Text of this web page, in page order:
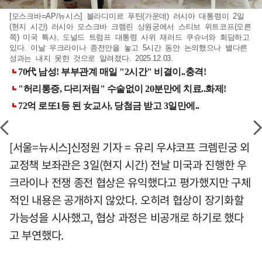
[모스크바=AP/뉴시스] 블라디미르 푸틴(가운데) 러시아 대통령이 2일
(현지 시간) 러시아 모스크바 크렘린 상원궁에서 스티브 위트코프(오른
쪽) 미국 특사, 도널드 트럼프 대통령 사위 재러드 쿠슈너와 회담하고
있다. 이날 우크라이나 종전안을 놓고 5시간 동안 논의했으나 별다른
성과는 내지 못한 것으로 알려졌다. 2025.12.03.
[서울=뉴시스]신정원 기자 = 유리 우샤코프 크렘린궁 외
교정책 보좌관은 3일(현지 시간) 전날 미국과 진행한 우
크라이나 전쟁 종전 협상은 유익했다고 평가했지만 구체
적인 내용은 공개하지 않았다. 오히려 협상이 장기화할
가능성을 시사했고, 협상 과정은 비공개로 하기로 했다
고 부연했다.